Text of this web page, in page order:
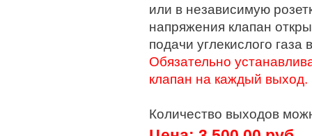
или в независимую
напряжения клапан
подачи углекислого газа
Обязательно
клапан на каждый выход.
Количество выходов